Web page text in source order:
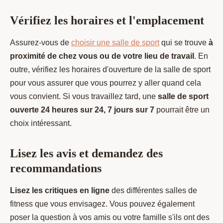
Vérifiez les horaires et l'emplacement
Assurez-vous de choisir une salle de sportqui se trouve à
proximité de chez vous ou de votre lieu de travail . En
outre, vérifiez les horaires d'ouverture de la salle de sport
pour vous assurer que vous pourrez y aller quand cela
vous convient. Si vous travaillez tard, une salle de sport
ouverte 24 heures sur 24, 7 jours sur 7 pourrait être un
choix intéressant.
Lisez les avis et demandez des
recommandations
Lisez les critiques en ligne des différentes salles de
fitness que vous envisagez. Vous pouvez également
poser la question à vos amis ou votre famille s'ils ont des